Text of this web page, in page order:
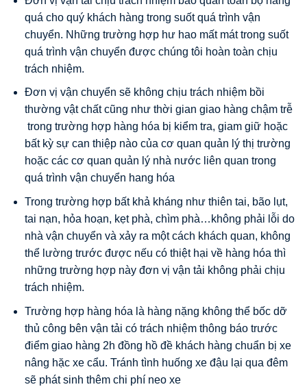
quá cho quý khách hàng trong suốt quá trình vận
chuyển. Những trường hợp hư hao mất mát trong suốt
quá trình vận chuyển được chúng tôi hoàn toàn chịu
trách nhiệm.
Đơn vị vận chuyển sẽ không chịu trách nhiệm bồi
thường vật chất cũng như thời gian giao hàng chậm trễ
trong trường hợp hàng hóa bị kiểm tra, giam giữ hoặc
bất kỳ sự can thiệp nào của cơ quan quản lý thị trường
hoặc các cơ quan quản lý nhà nước liên quan trong
quá trình vận chuyển hang hóa
Trong trường hợp bất khả kháng như thiên tai, bão lụt,
tai nạn, hỏa hoạn, kẹt phà, chìm phà…không phải lỗi do
nhà vận chuyển và xảy ra một cách khách quan, không
thể lường trước được nếu có thiệt hại về hàng hóa thì
những trường hợp này đơn vị vận tải không phải chịu
trách nhiệm.
Trường hợp hàng hóa là hàng nặng không thể bốc dỡ
thủ công bên vận tải có trách nhiệm thông báo trước
điểm giao hàng 2h đồng hồ đề khách hàng chuẩn bị xe
nâng hặc xe cẩu. Tránh tình huống xe đậu lại qua đêm
sẽ phát sinh thêm chi phí neo xe